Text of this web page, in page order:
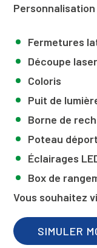
Personnalisation
Fermetures
Découpe laser
Coloris
Puit de
Borne de
Poteau
Éclairages
Box de
Vous souhaitez
SIMULER